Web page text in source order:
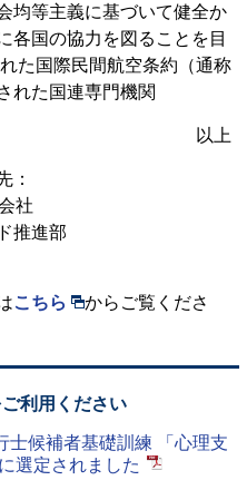
均等主義に基づいて健全か
各国の協力を図ることを目
た国際民間航空条約（通称
れた国連専門機関
以上
：
社
推進部
こちら
からご覧くださ
利用ください
候補者基礎訓練 「心理支
選定されました